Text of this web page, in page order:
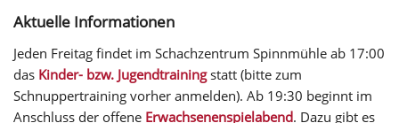
Aktuelle Informationen
Jeden Freitag findet im Schachzentrum Spinnmühle ab 17:00
das Kinder- bzw. Jugendtrainingstatt (bitte zum
Schnuppertraining vorher anmelden). Ab 19:30 beginnt im
Anschluss der offene Erwachsenenspielabend. Dazu gibt es